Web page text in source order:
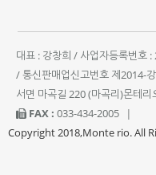
대표 : 강창희 / 사업자등록번호
/ 통신판매업신고번호 제2014-
서면 마곡길 220 (마곡리)몬테리
FAX : 033-434-2005
|
Copyright 2018,Monte rio. All